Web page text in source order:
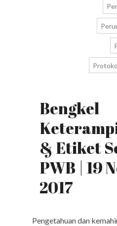
Bengkel
& Etiket
PWB | 19
2017
Pengetahuan dan